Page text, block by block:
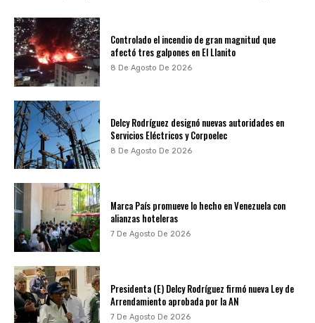
Controlado el incendio de gran magnitud que
afectó tres galpones en El Llanito
8 De Agosto De 2026
Delcy Rodríguez designó nuevas autoridades en
Servicios Eléctricos y Corpoelec
8 De Agosto De 2026
Marca País promueve lo hecho en Venezuela con
alianzas hoteleras
7 De Agosto De 2026
Presidenta (E) Delcy Rodríguez firmó nueva Ley de
Arrendamiento aprobada por la AN
7 De Agosto De 2026